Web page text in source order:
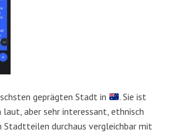
geprägten Stadt in
. Sie ist
aber sehr interessant, ethnisch
Stadtteilen durchaus vergleichbar mit